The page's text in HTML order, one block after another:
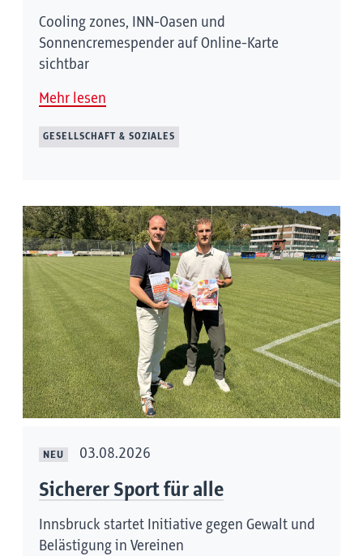
Cooling zones, INN-Oasen und
Sonnencremespender auf Online-Karte
sichtbar
Mehr lesen
GESELLSCHAFT & SOZIALES
NEU 03.08.2026
Sicherer Sport für alle
Innsbruck startet Initiative gegen Gewalt und
Belästigung in Vereinen